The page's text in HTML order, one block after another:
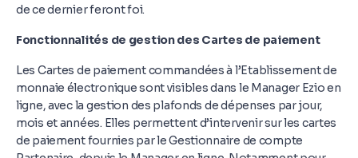
de ce dernier feront foi.
Fonctionnalités de gestion des Cartes de paiement
Les Cartes de paiement commandées à l’Etablissement de
monnaie électronique sont visibles dans le Manager Ezio en
ligne, avec la gestion des plafonds de dépenses par jour,
mois et années. Elles permettent d’intervenir sur les cartes
de paiement fournies par le Gestionnaire de compte